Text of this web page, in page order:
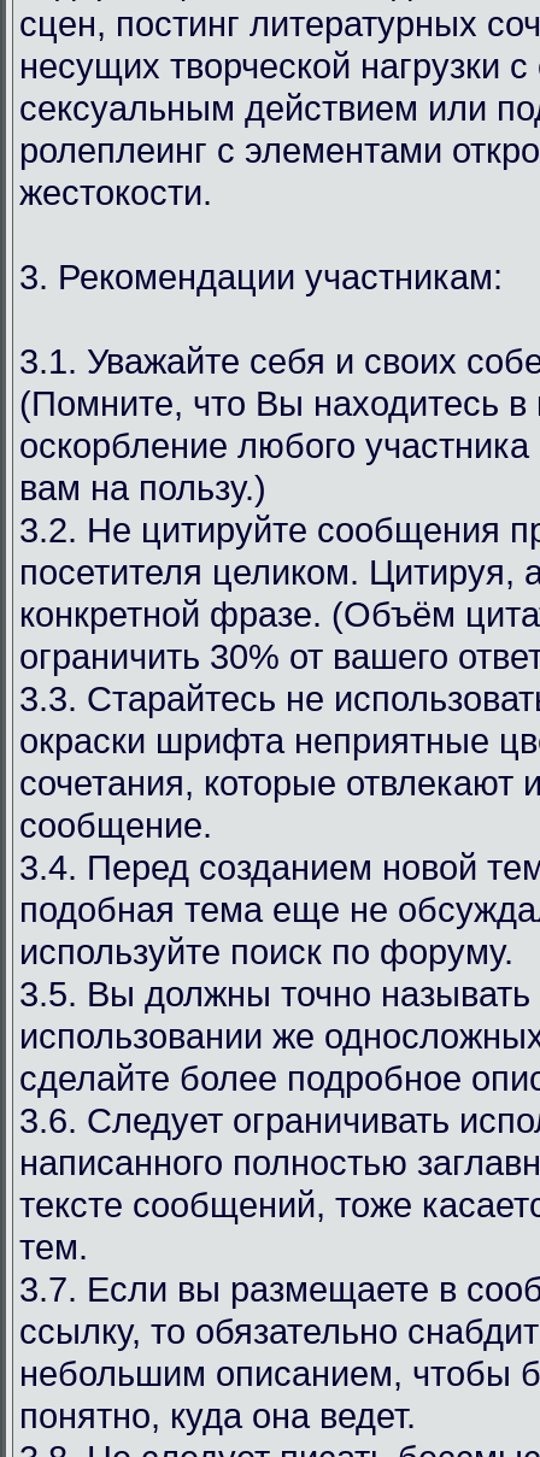
сцен, постинг литературных
несущих творческой нагрузки
сексуальным действием или
ролеплеинг с элементами
жестокости.
3. Рекомендации участникам:
3.1. Уважайте себя и своих
(Помните, что Вы находитесь
оскорбление любого
вам на пользу.)
3.2. Не цитируйте сообщения
посетителя целиком. Цитируя,
конкретной фразе. (Объём
ограничить 30% от вашего
3.3. Старайтесь не
окраски шрифта неприятные
сочетания, которые отвлекают
сообщение.
3.4. Перед созданием новой
подобная тема еще не
используйте поиск по форуму.
3.5. Вы должны точно
использовании же
сделайте более подробное
3.6. Следует ограничивать
написанного полностью
тексте сообщений, тоже
тем.
3.7. Если вы размещаете в
ссылку, то обязательно
небольшим описанием, чтобы
понятно, куда она ведет.